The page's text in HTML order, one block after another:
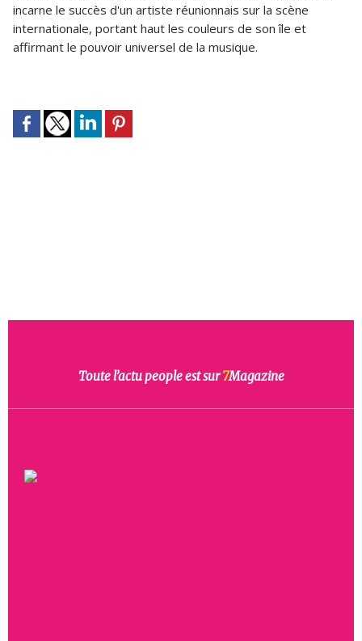
incarne le succès d'un artiste réunionnais sur la scène
internationale, portant haut les couleurs de son île et
affirmant le pouvoir universel de la musique.
Toute l’actu people est sur7Magazine